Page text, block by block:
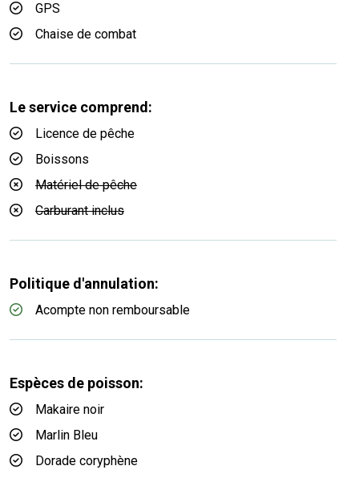
GPS
Chaise de combat
Le service comprend:
Licence de pêche
Boissons
Matériel de pêche
Carburant inclus
Politique d'annulation:
Acompte non remboursable
Espèces de poisson:
Makaire noir
Marlin Bleu
Dorade coryphène